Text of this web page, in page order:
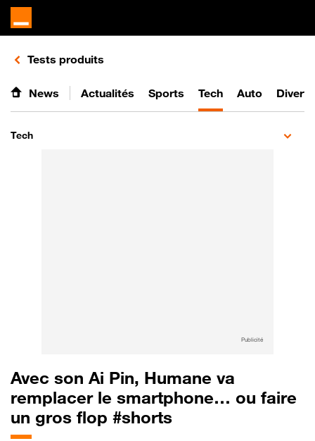
Retours vers le listing de vidéos de la catégorie
Tests produits
News Actualités Sports Tech Auto
Tech
Publicité
Avec son Ai Pin, Humane va
remplacer le smartphone… ou faire
un gros flop #shorts